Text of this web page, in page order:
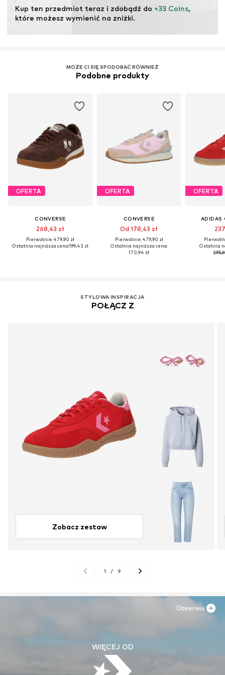
Kup ten przedmiot teraz i zdobądź do +33 Coins,
które możesz wymienić na zniżki.
MOŻE CI SIĘ SPODOBAĆ RÓWNIEŻ
Podobne produkty
OFERTA
CONVERSE
268,43 zł
Pierwotnie: 479,90 zł
Ostatnia najniższa cena:199,43 zł
OFERTA
CONVERSE
Od 178,43 zł
Pierwotnie: 479,90 zł
Ostatnia najniższa cena:
170,94 zł
OFERTA
ADIDAS
Ostatnia
STYLOWA INSPIRACJA
POŁĄCZ Z
Zobacz zestaw
1 / 9
WIĘCEJ OD
Obserwuj